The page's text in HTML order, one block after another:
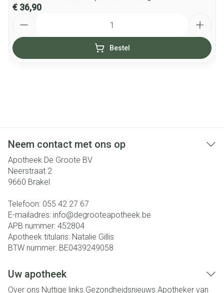
€ 36,90
Bestel
Neem contact met ons op
Apotheek De Groote BV
Neerstraat 2
9660 Brakel
Telefoon: 055 42 27 67
E-mailadres: info@degrooteapotheek.be
APB nummer: 452804
Apotheek titularis: Natalie Gillis
BTW nummer: BE0439249058
Uw apotheek
Over ons Nuttige links Gezondheidsnieuws Apotheker van